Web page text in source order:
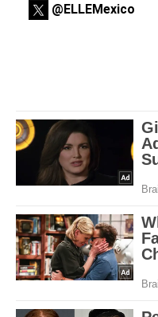
@ELLEMexico